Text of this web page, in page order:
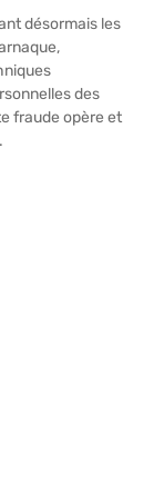
désormais les
des
fraude opère et